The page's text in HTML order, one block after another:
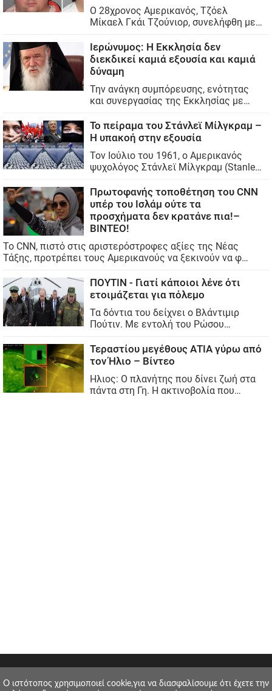
O ιστότοπος χρησιμοποιεί cookie,για να διασφαλίσουμε ότι έχετε την